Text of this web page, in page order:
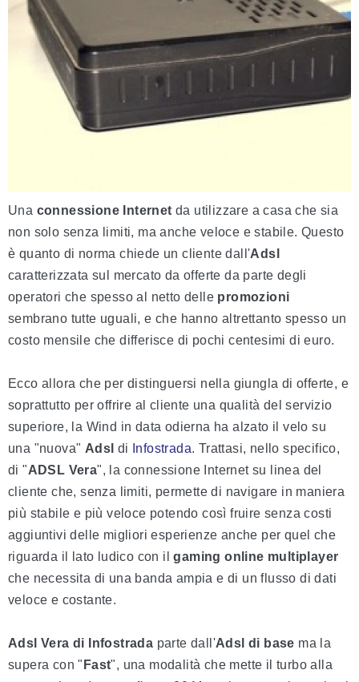
Una connessione Internet da utilizzare a casa che sia
non solo senza limiti, ma anche veloce e stabile. Questo
è quanto di norma chiede un cliente dall'Adsl
caratterizzata sul mercato da offerte da parte degli
operatori che spesso al netto delle promozioni
sembrano tutte uguali, e che hanno altrettanto spesso un
costo mensile che differisce di pochi centesimi di euro.
Ecco allora che per distinguersi nella giungla di offerte, e
soprattutto per offrire al cliente una qualità del servizio
superiore, la Wind in data odierna ha alzato il velo su
una "nuova" Adsl di Infostrada. Trattasi, nello specifico,
di "ADSL Vera", la connessione Internet su linea del
cliente che, senza limiti, permette di navigare in maniera
più stabile e più veloce potendo così fruire senza costi
aggiuntivi delle migliori esperienze anche per quel che
riguarda il lato ludico con ilgaming online multiplayer
che necessita di una banda ampia e di un flusso di dati
veloce e costante.
Adsl Vera di Infostrada parte dall'Adsl di base ma la
supera con " Fast", una modalità che mette il turbo alla